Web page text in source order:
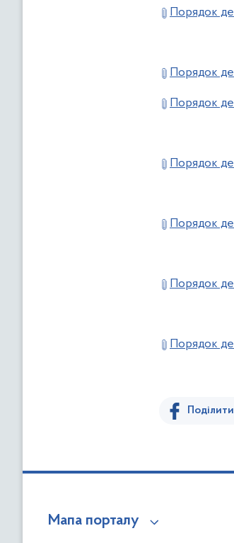
Порядок
Порядок
Порядок
Порядок
Порядок
Порядок
Порядок
Мапа порталу